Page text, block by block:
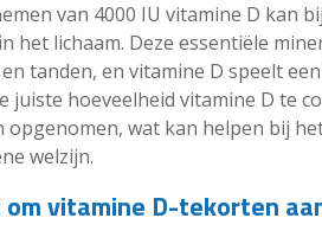
van 4000 IU vitamine D kan
het lichaam. Deze essentiële
tanden, en vitamine D speelt
juiste hoeveelheid vitamine D te
opgenomen, wat kan helpen bij
welzijn.
vitamine D-tekorten